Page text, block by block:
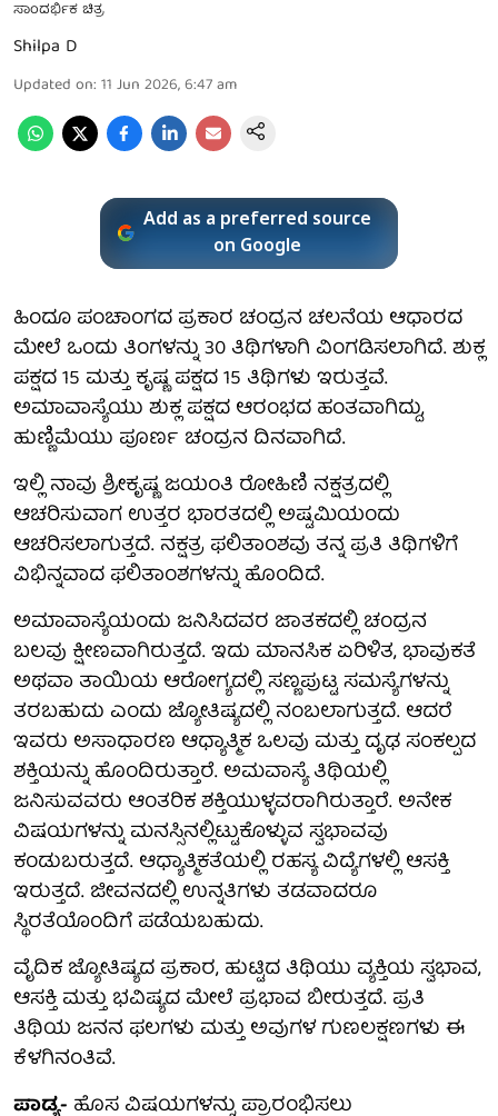
ಸಾಂದರ್ಭಿಕ ಚಿತ್ರ
Shilpa D
Updated on: 11 Jun 2026, 6:47 am
Add as a preferred source
on Google
ಹಿಂದೂ ಪಂಚಾಂಗದ ಪ್ರಕಾರ ಚಂದ್ರನ ಚಲನೆಯ ಆಧಾರದ
ಮೇಲೆ ಒಂದು ತಿಂಗಳನ್ನು 30 ತಿಥಿಗಳಾಗಿ ವಿಂಗಡಿಸಲಾಗಿದೆ. ಶುಕ್ಲ
ಪಕ್ಷದ 15 ಮತ್ತು ಕೃಷ್ಣ ಪಕ್ಷದ 15 ತಿಥಿಗಳು ಇರುತ್ತವೆ.
ಅಮಾವಾಸ್ಯೆಯು ಶುಕ್ಲ ಪಕ್ಷದ ಆರಂಭದ ಹಂತವಾಗಿದ್ದು,
ಹುಣ್ಣಿಮೆಯು ಪೂರ್ಣ ಚಂದ್ರನ ದಿನವಾಗಿದೆ.
ಇಲ್ಲಿ ನಾವು ಶ್ರೀಕೃಷ್ಣ ಜಯಂತಿ ರೋಹಿಣಿ ನಕ್ಷತ್ರದಲ್ಲಿ
ಆಚರಿಸುವಾಗ‍‍ ಉತ್ತರ ಭಾರತದಲ್ಲಿ ಅಷ್ಟಮಿಯಂದು
ಆಚರಿಸಲಾಗುತ್ತದೆ. ನಕ್ಷತ್ರ ಫಲಿತಾಂಶವು ತನ್ನ ಪ್ರತಿ ತಿಥಿಗಳಿಗೆ
ವಿಭಿನ್ನವಾದ ಫಲಿತಾಂಶಗಳನ್ನು ಹೊಂದಿದೆ.
ಅಮಾವಾಸ್ಯೆಯಂದು ಜನಿಸಿದವರ ಜಾತಕದಲ್ಲಿ ಚಂದ್ರನ
ಬಲವು ಕ್ಷೀಣವಾಗಿರುತ್ತದೆ. ಇದು ಮಾನಸಿಕ ಏರಿಳಿತ, ಭಾವುಕತೆ
ಅಥವಾ ತಾಯಿಯ ಆರೋಗ್ಯದಲ್ಲಿ ಸಣ್ಣಪುಟ್ಟ ಸಮಸ್ಯೆಗಳನ್ನು
ತರಬಹುದು ಎಂದು ಜ್ಯೋತಿಷ್ಯದಲ್ಲಿ ನಂಬಲಾಗುತ್ತದೆ. ಆದರೆ
ಇವರು ಅಸಾಧಾರಣ ಆಧ್ಯಾತ್ಮಿಕ ಒಲವು ಮತ್ತು ದೃಢ ಸಂಕಲ್ಪದ
ಶಕ್ತಿಯನ್ನು ಹೊಂದಿರುತ್ತಾರೆ. ಅಮವಾಸ್ಯೆ ತಿಥಿಯಲ್ಲಿ
ಜನಿಸುವವರು ಆಂತರಿಕ ಶಕ್ತಿಯುಳ್ಳವರಾಗಿರುತ್ತಾರೆ. ಅನೇಕ
ವಿಷಯಗಳನ್ನು ಮನಸ್ಸಿನಲ್ಲಿಟ್ಟುಕೊಳ್ಳುವ ಸ್ವಭಾವವು
ಕಂಡುಬರುತ್ತದೆ. ಆಧ್ಯಾತ್ಮಿಕತೆಯಲ್ಲಿ ರಹಸ್ಯ ವಿದ್ಯೆಗಳಲ್ಲಿ ಆಸಕ್ತಿ
ಇರುತ್ತದೆ. ಜೀವನದಲ್ಲಿ ಉನ್ನತಿಗಳು ತಡವಾದರೂ
ಸ್ಥಿರತೆಯೊಂದಿಗೆ ಪಡೆಯಬಹುದು.
ವೈದಿಕ ಜ್ಯೋತಿಷ್ಯದ ಪ್ರಕಾರ, ಹುಟ್ಟಿದ ತಿಥಿಯು ವ್ಯಕ್ತಿಯ ಸ್ವಭಾವ,
ಆಸಕ್ತಿ ಮತ್ತು ಭವಿಷ್ಯದ ಮೇಲೆ ಪ್ರಭಾವ ಬೀರುತ್ತದೆ. ಪ್ರತಿ
ತಿಥಿಯ ಜನನ ಫಲಗಳು ಮತ್ತು ಅವುಗಳ ಗುಣಲಕ್ಷಣಗಳು ಈ
ಕೆಳಗಿನಂತಿವೆ.
ಪಾಡ್ಯ- ಹೊಸ ವಿಷಯಗಳನ್ನು ಪ್ರಾರಂಭಿಸಲು